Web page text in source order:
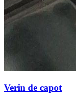
Verin de capot